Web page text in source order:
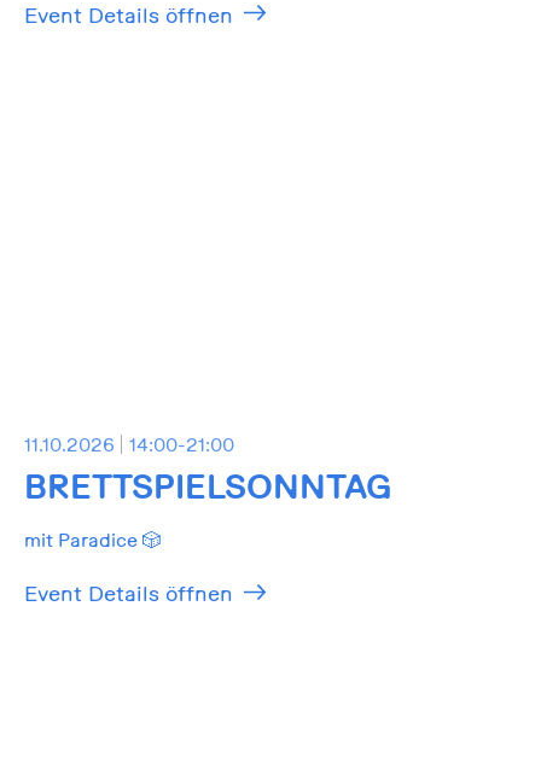
Event Details öffnen
11.10.2026 14:00-21:00
BRETTSPIELSONNTAG
mit Paradice 🎲
Event Details öffnen